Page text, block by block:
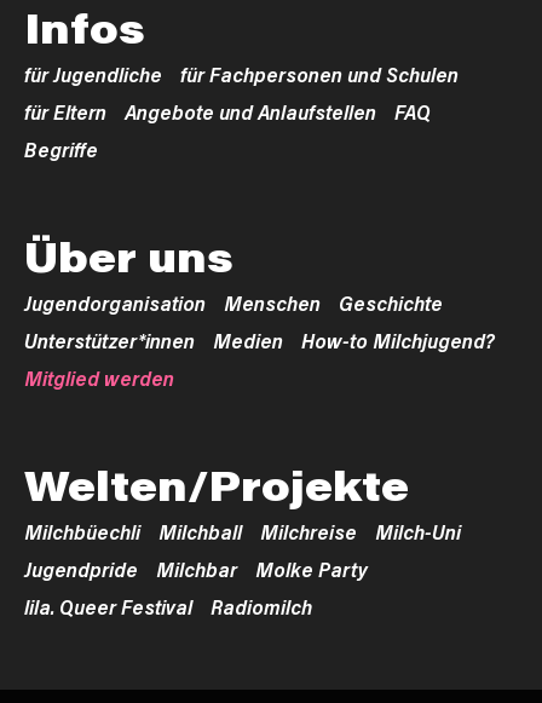
Infos
für Jugendliche
für Fachpersonen und Schulen
für Eltern
Angebote und Anlaufstellen
FAQ
Begriffe
Über uns
Jugendorganisation Menschen
Geschichte
Unterstützer*innen
Medien
How-to Milchjugend?
Mitglied werden
Welten/Projekte
Milchbüechli Milchball Milchreise
Milch-Uni
Jugendpride
Milchbar
Molke Party
lila. Queer Festival
Radiomilch